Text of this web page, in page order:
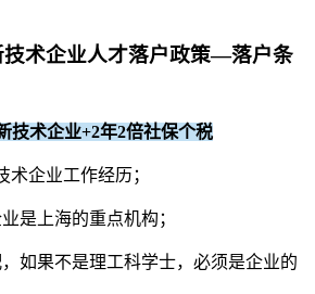
技术企业人才落户政策—落户条
技术企业+2年2倍社保个税
术企业工作经历；
是上海的重点机构；
，如果不是理工科学士，必须是企业的